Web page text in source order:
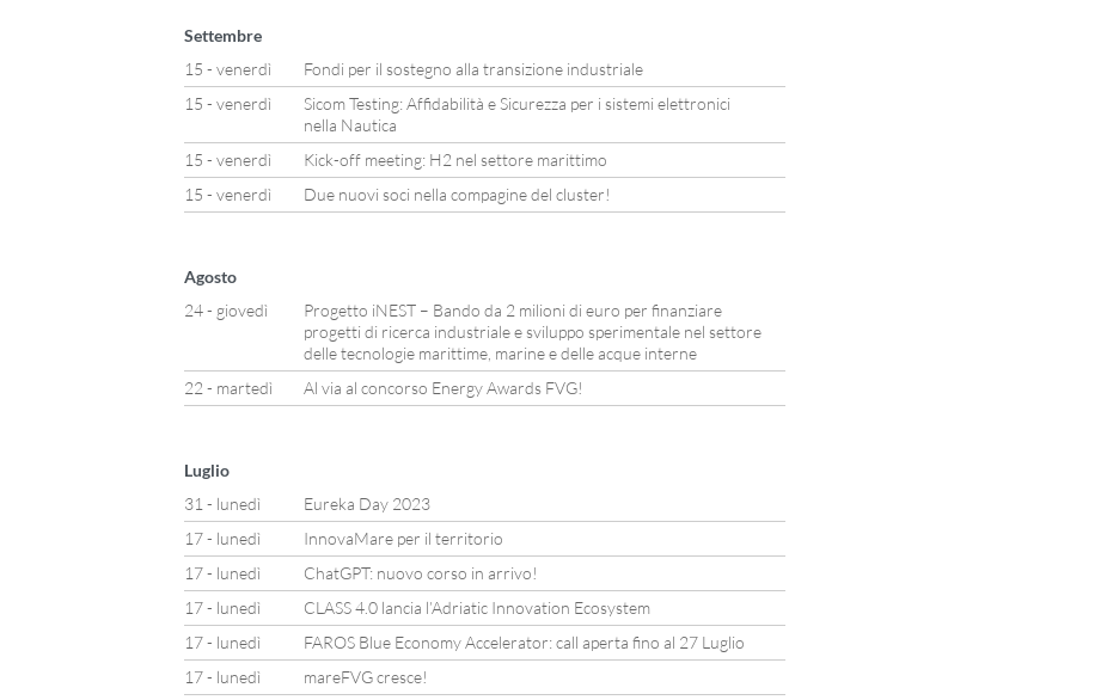
Settembre
15 - venerdì
Fondi per il sostegno alla transizione industriale
15 - venerdì
Sicom Testing: Affidabilità e Sicurezza per i sistemi elettronici
nella Nautica
15 - venerdì
Kick-off meeting: H2 nel settore marittimo
15 - venerdì
Due nuovi soci nella compagine del cluster!
Agosto
24 - giovedì
Progetto iNEST – Bando da 2 milioni di euro per finanziare
progetti di ricerca industriale e sviluppo sperimentale nel settore
delle tecnologie marittime, marine e delle acque interne
22 - martedì
Al via al concorso Energy Awards FVG!
Luglio
31 - lunedì
Eureka Day 2023
17 - lunedì
InnovaMare per il territorio
17 - lunedì
ChatGPT: nuovo corso in arrivo!
17 - lunedì
CLASS 4.0 lancia l’Adriatic Innovation Ecosystem
17 - lunedì
FAROS Blue Economy Accelerator: call aperta fino al 27 Luglio
17 - lunedì
mareFVG cresce!